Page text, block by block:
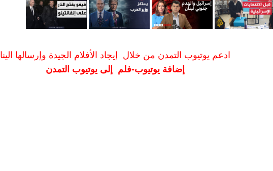
ادعم يوتيوب التمدن من خلال إيجاد الأفلام الجيدة وإرسالها الينا
إضافة يوتيوب-فلم إلى يوتيوب التمدن